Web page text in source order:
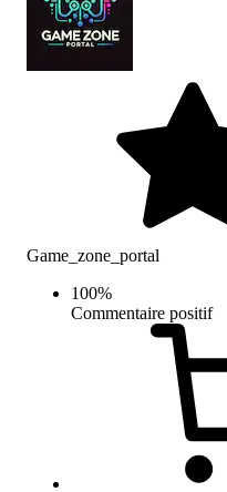
Game_zone_portal
100%
Commentaire positif